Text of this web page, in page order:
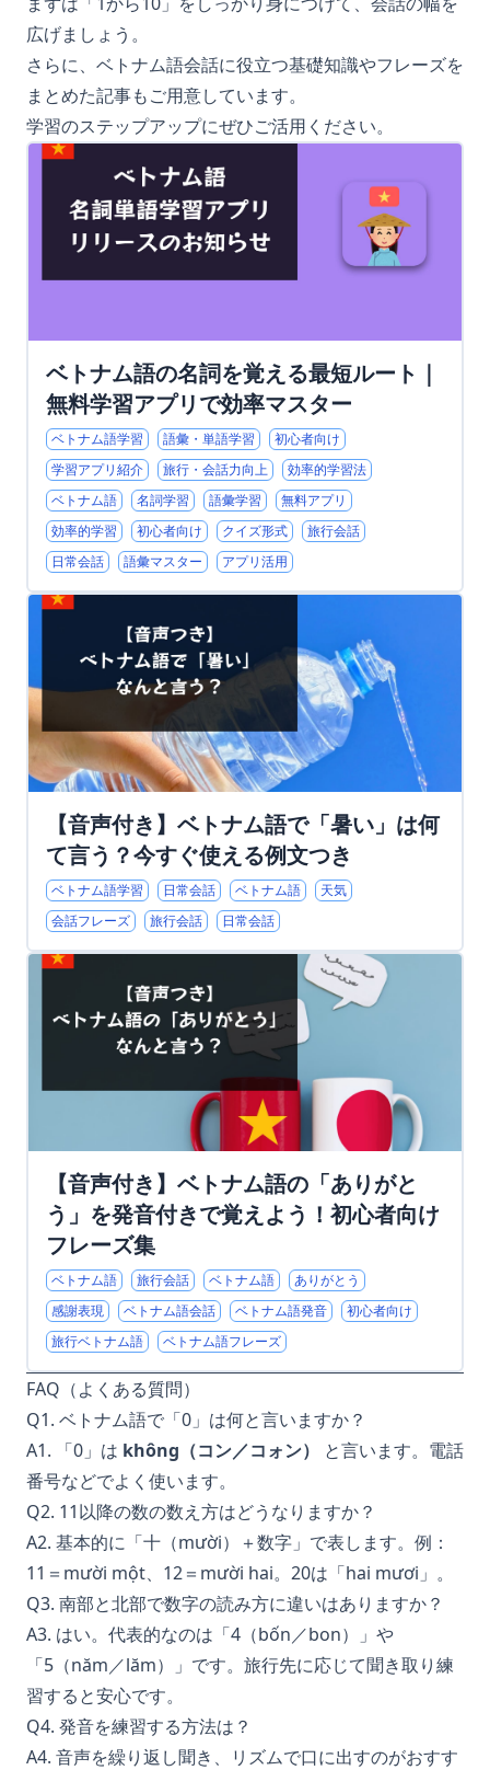
広げましょう。
さらに、ベトナム語会話に役立つ基礎知識やフレーズを
まとめた記事もご用意しています。
学習のステップアップにぜひご活用ください。
ベトナム語の名詞を覚える最短ルート｜
無料学習アプリで効率マスター
ベトナム語学習 語彙・単語学習
初心者向け
学習アプリ紹介
旅行・会話力向上
効率的学習法
ベトナム語
名詞学習 語彙学習
無料アプリ
効率的学習
初心者向け クイズ形式
旅行会話
日常会話
語彙マスター アプリ活用
【音声付き】ベトナム語で「暑い」は何
て言う？今すぐ使える例文つき
ベトナム語学習 日常会話 ベトナム語
天気
会話フレーズ
旅行会話 日常会話
【音声付き】ベトナム語の「ありがと
う」を発音付きで覚えよう！初心者向け
フレーズ集
ベトナム語 旅行会話 ベトナム語
ありがとう
感謝表現
ベトナム語会話 ベトナム語発音
初心者向け
旅行ベトナム語
ベトナム語フレーズ
FAQ（よくある質問）
Q1. ベトナム語で「0」は何と言いますか？
A1. 「0」は không（コン／コォン）
と言います。電話
番号などでよく使います。
Q2. 11以降の数の数え方はどうなりますか？
A2. 基本的に「十（mười）＋数字」で表します。例：
11＝mười một、12＝mười hai。20は「hai mươi」。
Q3. 南部と北部で数字の読み方に違いはありますか？
A3. はい。代表的なのは「4（bốn／bon）」や
「5（năm／lăm）」です。旅行先に応じて聞き取り練
習すると安心です。
Q4. 発音を練習する方法は？
A4. 音声を繰り返し聞き、リズムで口に出すのがおすす